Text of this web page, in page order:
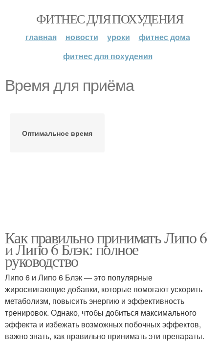
ФИТНЕС ДЛЯ ПОХУДЕНИЯ
главная новости уроки
фитнес дома
фитнес для похудения
Время для приёма
Оптимальное время
Как правильно принимать Липо 6
и Липо 6 Блэк: полное
руководство
Липо 6 и Липо 6 Блэк — это популярные
жиросжигающие добавки, которые помогают ускорить
метаболизм, повысить энергию и эффективность
тренировок. Однако, чтобы добиться максимального
эффекта и избежать возможных побочных эффектов,
важно знать, как правильно принимать эти препараты.